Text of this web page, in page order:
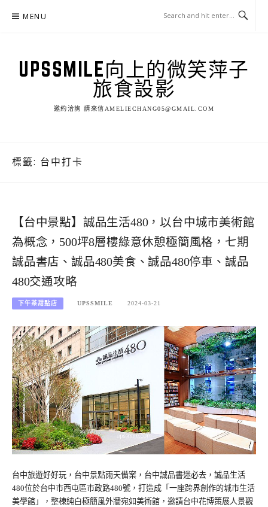
MENU
UPSSMILE向上的微笑萍子
旅食設影
邀約洽詢 請來信AMELIECHANG05@GMAIL.COM
標籤: 台中打卡
【台中景點】誠品生活480，以台中城市美術館
為概念，500坪8層樓綠意休憩極簡風格，七期
誠品書店、誠品480美食、誠品480停車、誠品
480交通攻略
下午茶甜點店 UPSSMILE 2024-03-21
台中旅遊好好玩，台中景點雨天備案，台中誠品書迷必去，誠品生活
480位於台中市西屯區市政路480號，打造成「一座跨界創作的城市生活
美學館」，整棟純白極簡風外牆宛如美術館，邀請台中花博策展人景觀